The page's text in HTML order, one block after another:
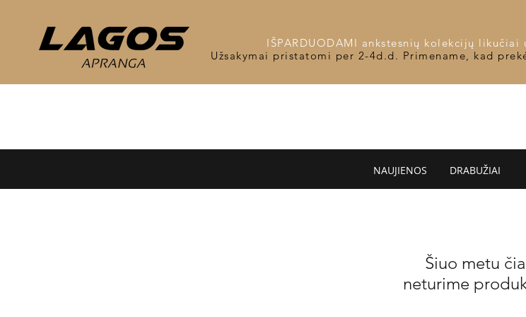
IŠPARDUODAMI ankstesnių kolekcijų
Užsakymai pristatomi per 2-4d.d. Primename, kad
NAUJIENOS DRABUŽIAI
Šiuo metu čia
neturime